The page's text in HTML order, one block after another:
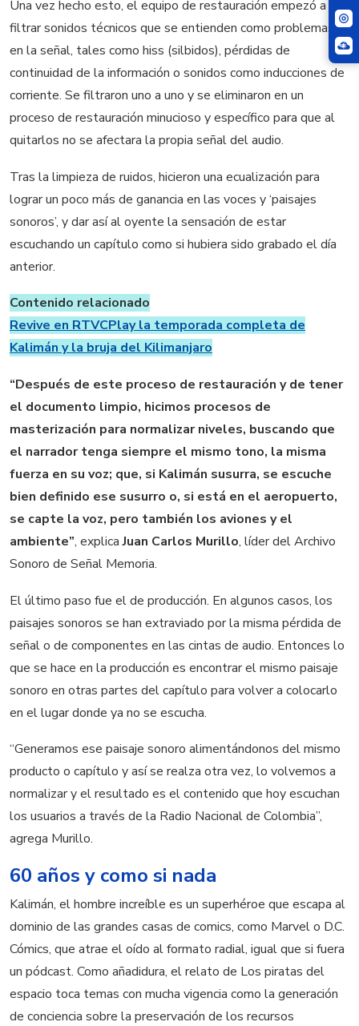
Una vez hecho esto, el equipo de restauración empezó a
filtrar sonidos técnicos que se entienden como problemas
en la señal, tales como hiss (silbidos), pérdidas de
continuidad de la información o sonidos como inducciones de
corriente. Se filtraron uno a uno y se eliminaron en un
proceso de restauración minucioso y específico para que al
quitarlos no se afectara la propia señal del audio.
Tras la limpieza de ruidos, hicieron una ecualización para
lograr un poco más de ganancia en las voces y ‘paisajes
sonoros’, y dar así al oyente la sensación de estar
escuchando un capítulo como si hubiera sido grabado el día
anterior.
Contenido relacionado
Revive en RTVCPlay la temporada completa de
Kalimán y la bruja del Kilimanjaro
“Después de este proceso de restauración y de tener
el documento limpio, hicimos procesos de
masterización para normalizar niveles, buscando que
el narrador tenga siempre el mismo tono, la misma
fuerza en su voz; que, si Kalimán susurra, se escuche
bien definido ese susurro o, si está en el aeropuerto,
se capte la voz, pero también los aviones y el
ambiente”, explicaJuan Carlos Murillo, líder del Archivo
Sonoro de Señal Memoria.
El último paso fue el de producción. En algunos casos, los
paisajes sonoros se han extraviado por la misma pérdida de
señal o de componentes en las cintas de audio. Entonces lo
que se hace en la producción es encontrar el mismo paisaje
sonoro en otras partes del capítulo para volver a colocarlo
en el lugar donde ya no se escucha.
“Generamos ese paisaje sonoro alimentándonos del mismo
producto o capítulo y así se realza otra vez, lo volvemos a
normalizar y el resultado es el contenido que hoy escuchan
los usuarios a través de la Radio Nacional de Colombia”,
agrega Murillo.
60 años y como si nada
Kalimán, el hombre increíble es un superhéroe que escapa al
dominio de las grandes casas de comics, como Marvel o D.C.
Cómics, que atrae el oído al formato radial, igual que si fuera
un pódcast. Como añadidura, el relato de Los piratas del
espacio toca temas con mucha vigencia como la generación
de conciencia sobre la preservación de los recursos